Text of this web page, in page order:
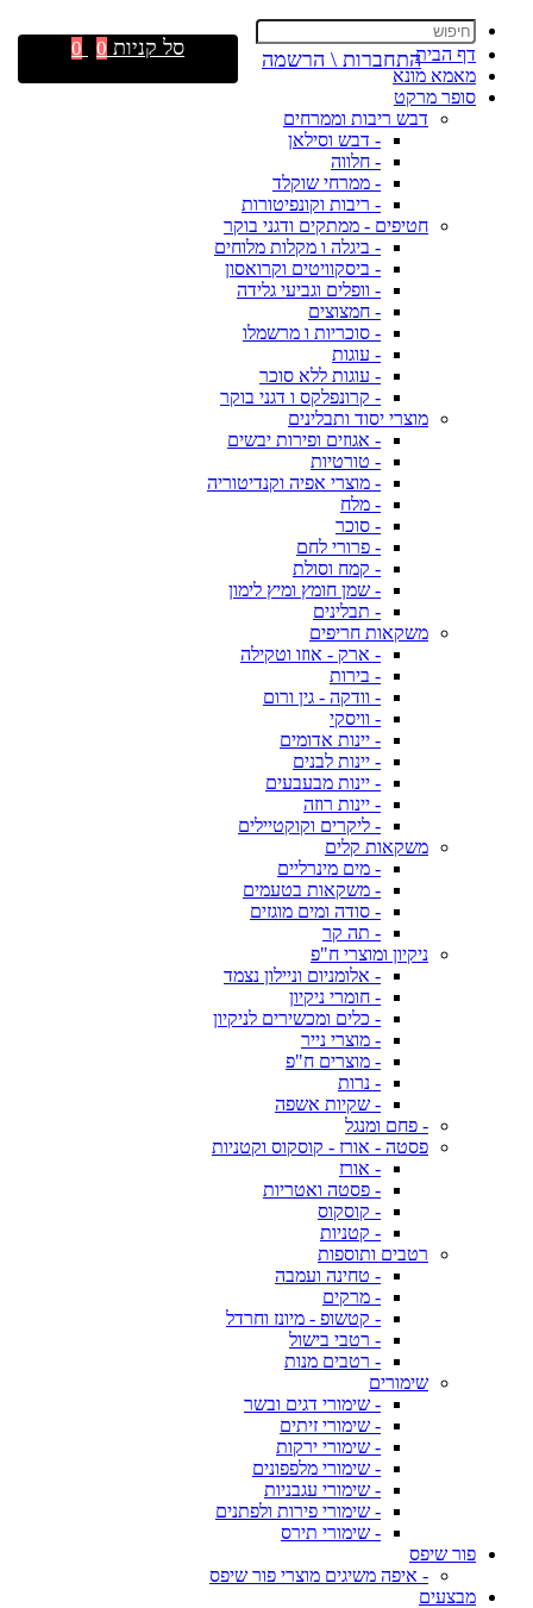
דף הבית
מאמא מונא
סופר מרקט
דבש ריבות וממרחים
- דבש וסילאן
- חלווה
- ממרחי שוקלד
- ריבות וקונפיטורות
חטיפים - ממתקים ודגני בוקר
- ביגלה ו מקלות מלוחים
- ביסקוויטים וקרואסון
- וופלים וגביעי גלידה
- חמצוצים
- סוכריות ו מרשמלו
- עוגות
- עוגות ללא סוכר
- קרונפלקס ו דגני בוקר
מוצרי יסוד ותבלינים
- אגוזים ופירות יבשים
- טורטיות
- מוצרי אפיה וקנדיטוריה
- מלח
- סוכר
- פרורי לחם
- קמח וסולת
- שמן חומץ ומיץ לימון
- תבלינים
משקאות חריפים
- ארק - אוזו וטקילה
- בירות
- וודקה - גין ורום
- וויסקי
- יינות אדומים
- יינות לבנים
- יינות מבעבעים
- יינות רוזה
- ליקרים וקוקטיילים
משקאות קלים
- מים מינרליים
- משקאות בטעמים
- סודה ומים מוגזים
- תה קר
ניקיון ומוצרי ח"פ
- אלומניום וניילון נצמד
- חומרי ניקיון
- כלים ומכשירים לניקיון
- מוצרי נייר
- מוצרים ח"פ
- נרות
- שקיות אשפה
- פחם ומנגל
פסטה - אורז - קוסקוס וקטניות
- אורז
- פסטה ואטריות
- קוסקוס
- קטניות
רטבים ותוספות
- טחינה ועמבה
- מרקים
- קטשופ - מיונז וחרדל
- רטבי בישול
- רטבים מנות
שימורים
- שימורי דגים ובשר
- שימורי זיתים
- שימורי ירקות
- שימורי מלפפונים
- שימורי עגבניות
- שימורי פירות ולפתנים
- שימורי תירס
פור שיפס
- איפה משיגים מוצרי פור שיפס
מבצעים
התחברות \ הרשמה סל קניות 0
0